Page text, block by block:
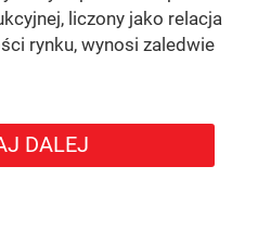
liczony jako relacja
rynku, wynosi zaledwie
DALEJ